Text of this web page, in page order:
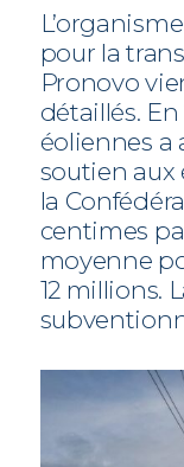
pour la
Pronovo
détaillés.
éoliennes a
soutien aux
la
centimes
moyenne
12 millions.